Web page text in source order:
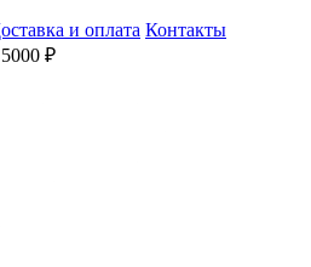
и оплата Контакты
₽